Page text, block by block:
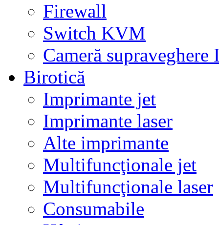
Firewall
Switch KVM
Cameră supraveghere
Birotică
Imprimante jet
Imprimante laser
Alte imprimante
Multifuncţionale jet
Multifuncţionale laser
Consumabile